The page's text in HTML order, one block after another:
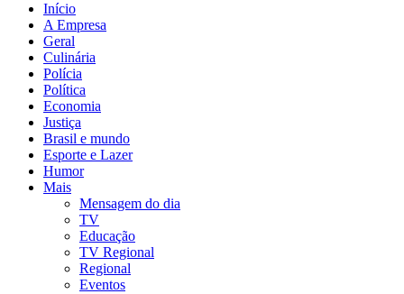
Início
A Empresa
Geral
Culinária
Polícia
Política
Economia
Justiça
Brasil e mundo
Esporte e Lazer
Humor
Mais
Mensagem do dia
TV
Educação
TV Regional
Regional
Eventos